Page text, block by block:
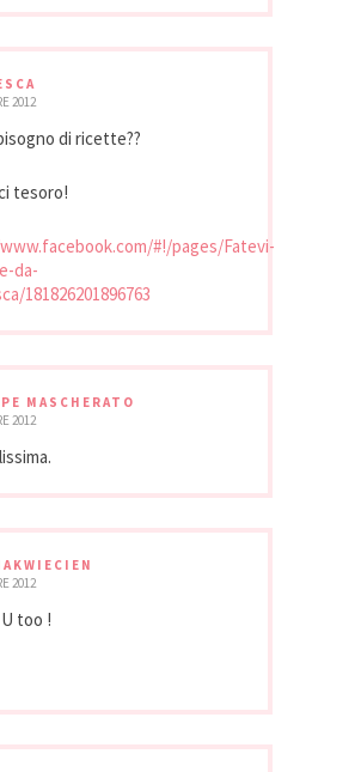
2012
di ricette??
tesoro!
#!/pages/Fatevi-
da-
181826201896763
MASCHERATO
2012
2012
too !